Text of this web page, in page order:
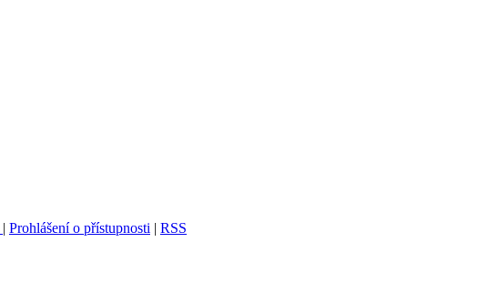
| Prohlášení o přístupnosti | RSS